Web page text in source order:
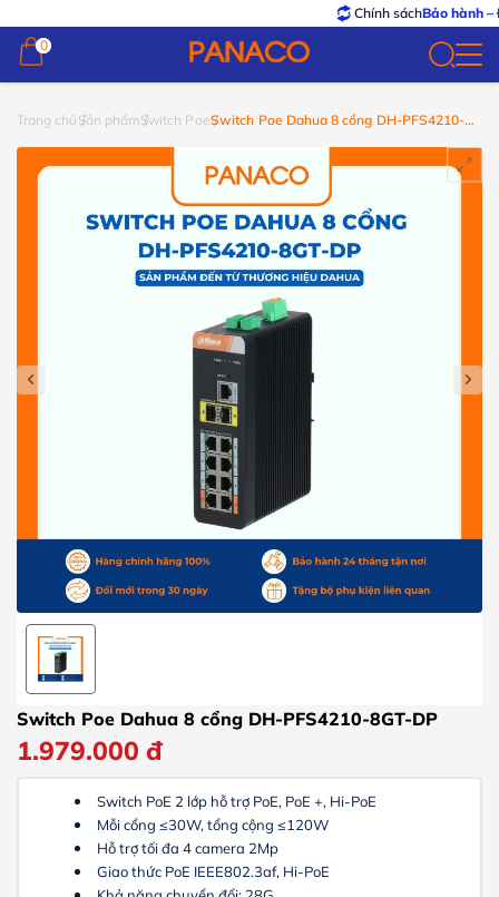
Chính sáchBảo hành – Đổi trả
0
0
Trang chủ Sản phẩmSwitch PoeSwitch Poe Dahua 8 cổng DH-PFS4210-
Switch Poe Dahua 8 cổng DH-PFS4210-8GT-DP
1.979.000 đ
Switch PoE 2 lớp hỗ trợ PoE, PoE +, Hi-PoE
Mỗi cổng ≤30W, tổng cộng ≤120W
Hỗ trợ tối đa 4 camera 2Mp
Giao thức PoE IEEE802.3af, Hi-PoE